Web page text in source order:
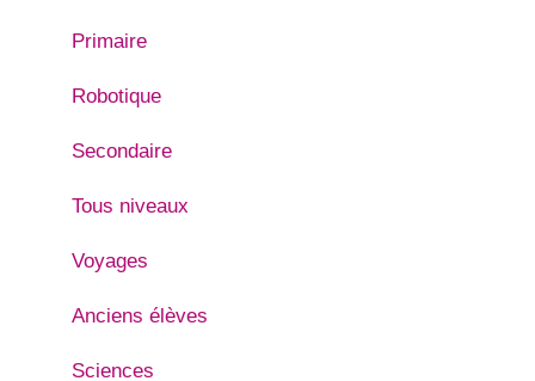
Primaire
Robotique
Secondaire
Tous niveaux
Voyages
Anciens élèves
Sciences